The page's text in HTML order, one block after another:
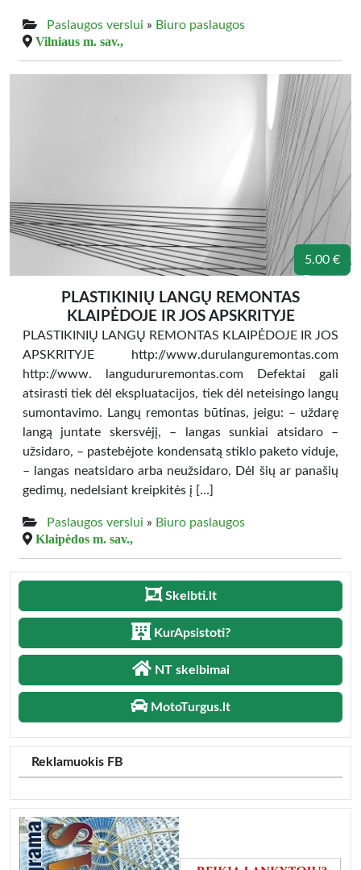
Paslaugos verslui » Biuro paslaugos
Vilniaus m. sav.,
5.00 €
PLASTIKINIŲ LANGŲ REMONTAS
KLAIPĖDOJE IR JOS APSKRITYJE
PLASTIKINIŲ LANGŲ REMONTAS KLAIPĖDOJE IR JOS
APSKRITYJE http://www.durulanguremontas.com
http://www. langudururemontas.com Defektai gali
atsirasti tiek dėl ekspluatacijos, tiek dėl neteisingo langų
sumontavimo. Langų remontas būtinas, jeigu: – uždarę
langą juntate skersvėjį, – langas sunkiai atsidaro –
užsidaro, – pastebėjote kondensatą stiklo paketo viduje,
– langas neatsidaro arba neužsidaro, Dėl šių ar panašių
gedimų, nedelsiant kreipkitės į […]
Paslaugos verslui » Biuro paslaugos
Klaipėdos m. sav.,
Skelbti.lt
KurApsistoti?
NT skelbimai
MotoTurgus.lt
Reklamuokis FB